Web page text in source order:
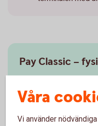
Pay Classic –
Betalterminal
Visa, Mastercard,
vanliga kort
Våra
Vi använder